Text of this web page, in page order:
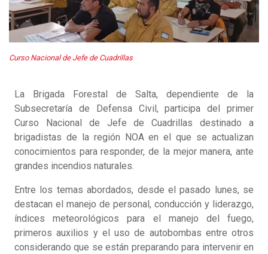
Curso Nacional de Jefe de Cuadrillas
La Brigada Forestal de Salta, dependiente de la
Subsecretaría de Defensa Civil, participa del primer
Curso Nacional de Jefe de Cuadrillas destinado a
brigadistas de la región NOA en el que se actualizan
conocimientos para responder, de la mejor manera, ante
grandes incendios naturales.
Entre los temas abordados, desde el pasado lunes, se
destacan el manejo de personal, conducción y liderazgo,
índices meteorológicos para el manejo del fuego,
primeros auxilios y el uso de autobombas entre otros
considerando que se están preparando para intervenir en